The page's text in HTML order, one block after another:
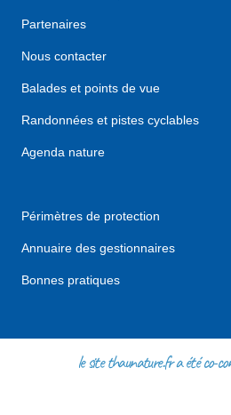
Partenaires
Nous contacter
Balades et points de vue
Randonnées et pistes cyclables
Agenda nature
Périmètres de protection
Annuaire des gestionnaires
Bonnes pratiques
le site thaunature.fr a été co-